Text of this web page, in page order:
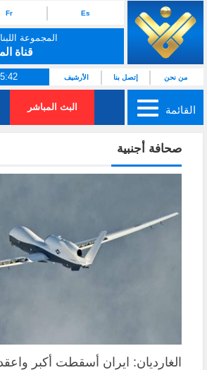
Es
Fr
المجموعة
قناة
من نحن إتصل بنا الأرشيف
القائمة البث المباشر
صحافة أجنبية
الغارديان: ايران أسقطت أكبر